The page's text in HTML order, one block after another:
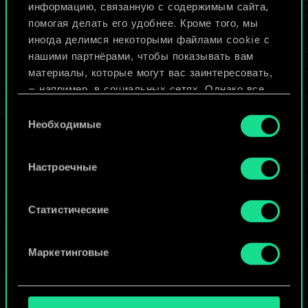
информацию, связанную с содержимым сайта,
помогая делать его удобнее. Кроме того, мы
иногда делимся некоторыми файлами cookie с
нашими партнёрами, чтобы показывать вам
материалы, которые могут вас заинтересовать,
— например, в социальных сетях. Однако все
разрешения.
Найти подробную информацию о том, как мы
используем ваши файлы cookie, и изменить
«Настройки» ниже.
согласия
Необходимые
Настроечные
Статистические
Маркетинговые
Назвать колоду и описать её
Изменить колоду
ИЛИ
Просмотреть колоды